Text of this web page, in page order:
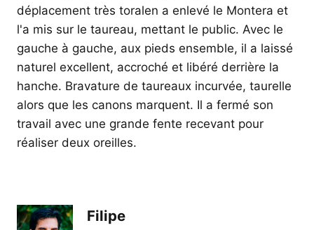
déplacement très toralen a enlevé le Montera et
l'a mis sur le taureau, mettant le public. Avec le
gauche à gauche, aux pieds ensemble, il a laissé
naturel excellent, accroché et libéré derrière la
hanche. Bravature de taureaux incurvée, taurelle
alors que les canons marquent. Il a fermé son
travail avec une grande fente recevant pour
réaliser deux oreilles.
Filipe